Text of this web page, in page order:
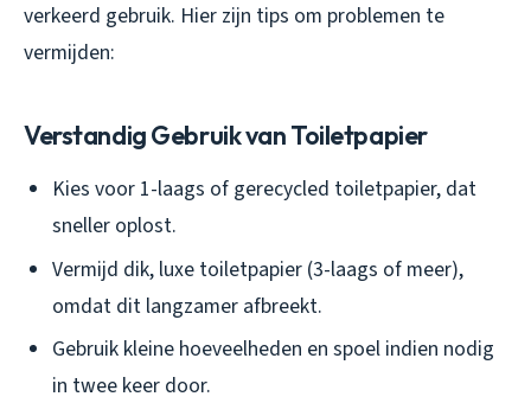
verkeerd gebruik. Hier zijn tips om problemen te
vermijden:
Verstandig Gebruik van Toiletpapier
Kies voor 1-laags of gerecycled toiletpapier, dat
sneller oplost.
Vermijd dik, luxe toiletpapier (3-laags of meer),
omdat dit langzamer afbreekt.
Gebruik kleine hoeveelheden en spoel indien nodig
in twee keer door.